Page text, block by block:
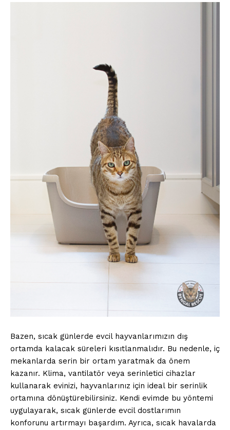
Bazen, sıcak günlerde evcil hayvanlarımızın dış
ortamda kalacak süreleri kısıtlanmalıdır. Bu nedenle, iç
mekanlarda serin bir ortam yaratmak da önem
kazanır. Klima, vantilatör veya serinletici cihazlar
kullanarak evinizi, hayvanlarınız için ideal bir serinlik
ortamına dönüştürebilirsiniz. Kendi evimde bu yöntemi
uygulayarak, sıcak günlerde evcil dostlarımın
konforunu artırmayı başardım. Ayrıca, sıcak havalarda